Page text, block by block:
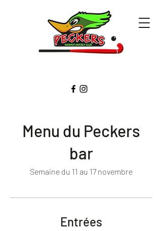
Menu du Peckers
bar
Semaine du 11 au 17 novembre
Entrées